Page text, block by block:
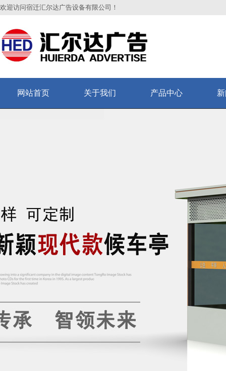
欢迎访问宿迁汇尔达广告设备有限公司！
网站首页 关于我们 产品中心